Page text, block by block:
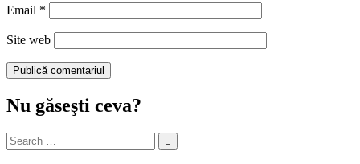
Email *
Site web
Nu găseşti ceva?